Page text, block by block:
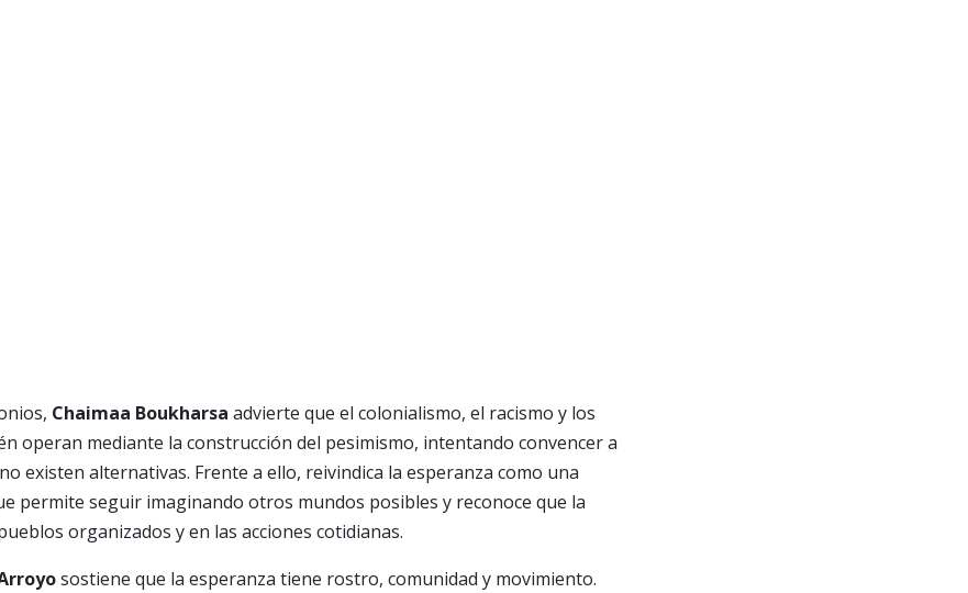
Chaimaa Boukharsa advierte que el colonialismo, el racismo y los
operan mediante la construcción del pesimismo, intentando convencer a
existen alternativas. Frente a ello, reivindica la esperanza como una
permite seguir imaginando otros mundos posibles y reconoce que la
organizados y en las acciones cotidianas.
sostiene que la esperanza tiene rostro, comunidad y movimiento.